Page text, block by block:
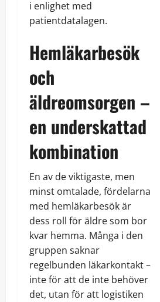
i enlighet med
patientdatalagen.
Hemläkarbesök
och
äldreomsorgen –
en underskattad
kombination
En av de viktigaste, men
minst omtalade, fördelarna
med hemläkarbesök är
dess roll för äldre som bor
kvar hemma. Många i den
gruppen saknar
regelbunden läkarkontakt –
inte för att de inte behöver
det, utan för att logistiken